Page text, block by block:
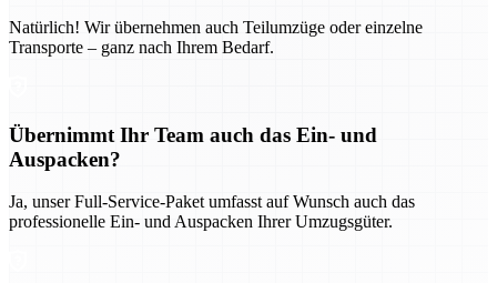
Natürlich! Wir übernehmen auch Teilumzüge oder einzelne
Transporte – ganz nach Ihrem Bedarf.
Übernimmt Ihr Team auch das Ein- und
Auspacken?
Ja, unser Full-Service-Paket umfasst auf Wunsch auch das
professionelle Ein- und Auspacken Ihrer Umzugsgüter.